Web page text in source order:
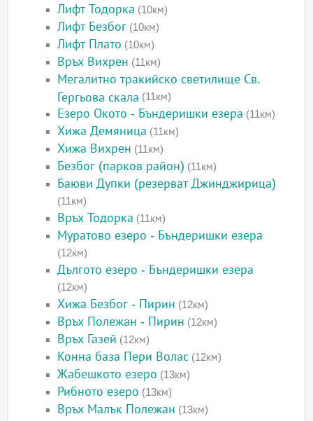
Лифт Тодорка (10км)
Лифт Безбог (10км)
Лифт Плато (10км)
Връх Вихрен (11км)
Мегалитно тракийско светилище Св.
Гергьова скала (11км)
Езеро Окото - Бъндеришки езера (11км)
Хижа Демяница (11км)
Хижа Вихрен (11км)
Безбог (парков район) (11км)
Баюви Дупки (резерват Джинджирица)
(11км)
Връх Тодорка (11км)
Муратово езеро - Бъндеришки езера
(12км)
Дългото езеро - Бъндеришки езера
(12км)
Хижа Безбог - Пирин (12км)
Връх Полежан - Пирин (12км)
Връх Газей (12км)
Конна база Пери Волас (12км)
Жабешкото езеро (13км)
Рибното езеро (13км)
Връх Малък Полежан (13км)